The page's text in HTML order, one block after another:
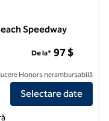
Speedway
Suites by Hilton Daytona
De la* 97 $
Honors nerambursabilă
Selectare date